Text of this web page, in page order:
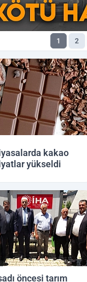
1 2
kakao
yükseldi
öncesi tarım